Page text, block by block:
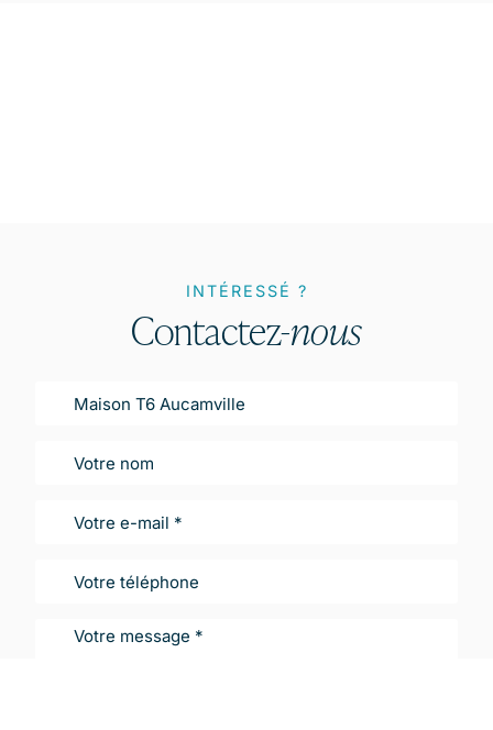
INTÉRESSÉ ?
Contactez-nous